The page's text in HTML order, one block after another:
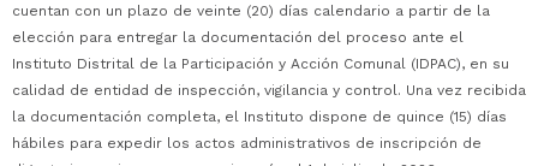
cuentan con un plazo de veinte (20) días calendario a partir de la
elección para entregar la documentación del proceso ante el
Instituto Distrital de la Participación y Acción Comunal (IDPAC), en su
calidad de entidad de inspección, vigilancia y control. Una vez recibida
la documentación completa, el Instituto dispone de quince (15) días
hábiles para expedir los actos administrativos de inscripción de